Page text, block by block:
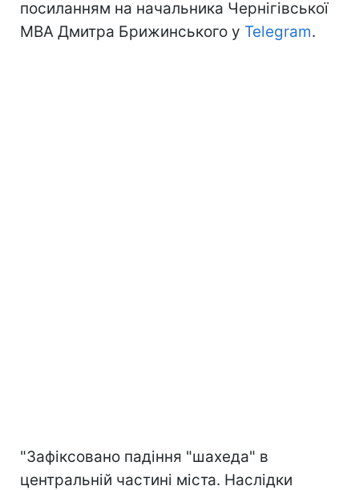
посиланням на начальника Чернігівської
МВА Дмитра Брижинського у Telegram.
"Зафіксовано падіння "шахеда" в
центральній частині міста. Наслідки